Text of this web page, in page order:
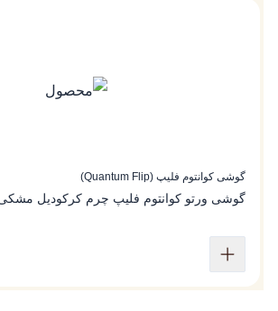
گوشی کوانتوم فلیپ (Quantum Flip)
گوشی ورتو کوانتوم فلیپ چرم کرکودیل